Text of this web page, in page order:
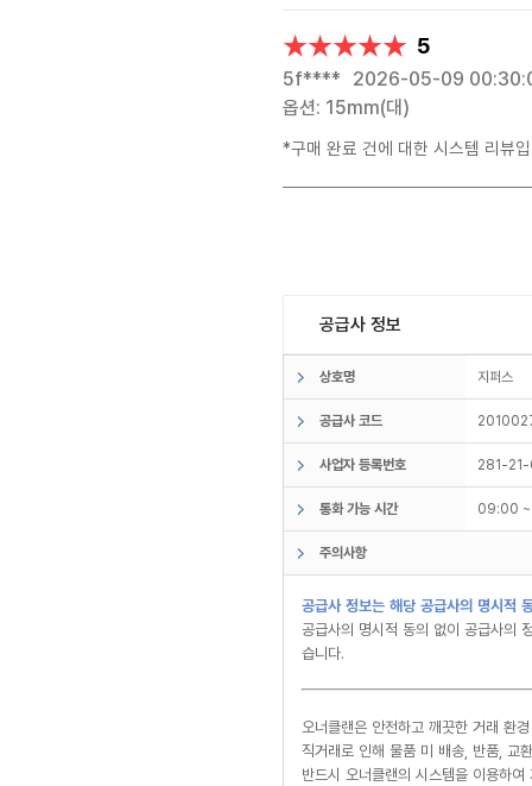
★★★★★
★★★★★ 5
5f**** 2026-05-09
옵션: 15mm(대)
*구매 완료 건에 대한 시스템 리뷰
공급사 정보
상호명 지퍼스
공급사 코드
사업자 등록번호 281-
통화 가능 시간 09:00
주의사항
공급사 정보는 해당 공급사의 명시적
공급사의 명시적 동의 없이 공급사의
습니다.
오너클랜은 안전하고 깨끗한 거래 환
직거래로 인해 물품 미 배송, 반품, 교
반드시 오너클랜의 시스템을 이용하